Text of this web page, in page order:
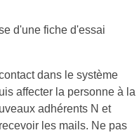
d'une fiche d'essai
dans le système
affecter la personne à la
adhérents N et
les mails. Ne pas